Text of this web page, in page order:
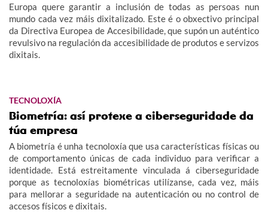
Europa quere garantir a inclusión de todas as persoas nun
mundo cada vez máis dixitalizado. Este é o obxectivo principal
da Directiva Europea de Accesibilidade, que supón un auténtico
revulsivo na regulación da accesibilidade de produtos e servizos
dixitais.
TECNOLOXÍA
Biometría: así protexe a ciberseguridade da
túa empresa
A biometría é unha tecnoloxía que usa características físicas ou
de comportamento únicas de cada individuo para verificar a
identidade. Está estreitamente vinculada á ciberseguridade
porque as tecnoloxías biométricas utilízanse, cada vez, máis
para mellorar a seguridade na autenticación ou no control de
accesos físicos e dixitais.